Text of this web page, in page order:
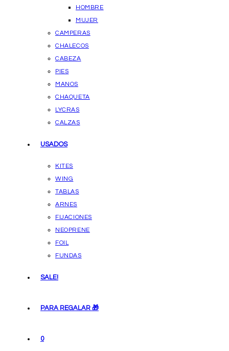
HOMBRE
MUJER
CAMPERAS
CHALECOS
CABEZA
PIES
MANOS
CHAQUETA
LYCRAS
CALZAS
USADOS
KITES
WING
TABLAS
ARNES
FIJACIONES
NEOPRENE
FOIL
FUNDAS
SALE!
PARA REGALAR 🎁
0